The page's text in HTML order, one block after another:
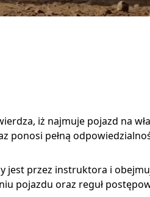
iż najmuje pojazd na
ponosi pełną
jest przez instruktora i
pojazdu oraz reguł